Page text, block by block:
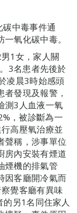
中毒事件通
氧化碳中毒。
1女，家人關
3名患者先後於
凌晨3時始感頭
發現及報警，
測3人血液一氧
，被診斷為一
高壓氧治療並
聲稱，涉事單位
房內安裝有煙道
煙機的排氣管
因客廳開冷氣而
覺客廳有異味
另1名同住家人